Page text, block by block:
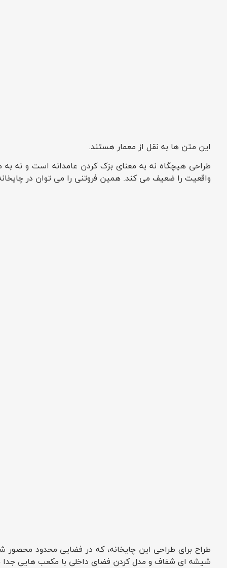
این متن ها به نقل از معمار هستند.
طراحی هیچگاه نه به معنای بزک کردن عامدانه است و نه
واقعیت را ضعیف می کند. همین فروتنی را می توان در
طراح برای طراحی این چایخانه، که در فضایی محدود
شیشه ای شفاف و مدل کردن فضای داخلی با مکعب هایی جدا